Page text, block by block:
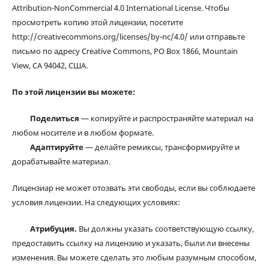
Attribution-NonCommercial 4.0 International License. Чтобы
просмотреть копию этой лицензии, посетите
http://creativecommons.org/licenses/by-nc/4.0/ или отправьте
письмо по адресу Creative Commons, PO Box 1866, Mountain
View, CA 94042, США.
По этой лицензии вы можете:
Поделиться — копируйте и распространяйте материал на
любом носителе и в любом формате.
Адаптируйте— делайте ремиксы, трансформируйте и
дорабатывайте материал.
Лицензиар не может отозвать эти свободы, если вы соблюдаете
условия лицензии. На следующих условиях:
Атрибуция. Вы должны указать соответствующую ссылку,
предоставить ссылку на лицензию и указать, были ли внесены
изменения. Вы можете сделать это любым разумным способом,